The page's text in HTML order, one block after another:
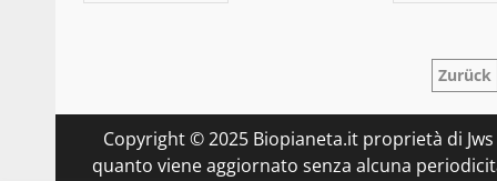
Zurück
Copyright © 2025 Biopianeta.it proprietà di
quanto viene aggiornato senza alcuna